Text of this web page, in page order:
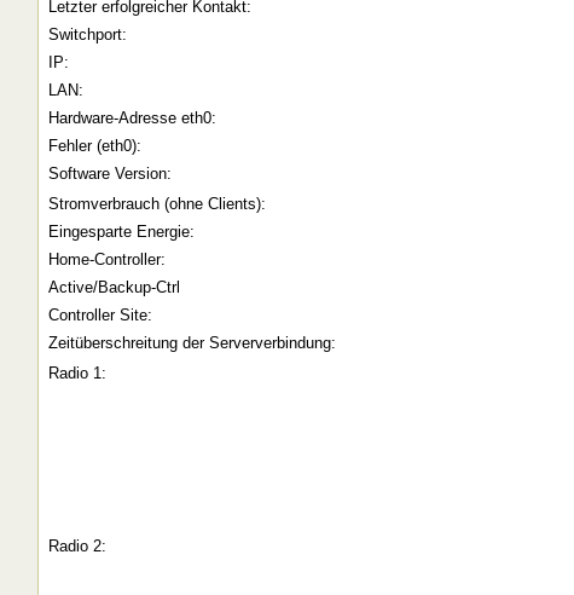
Letzter erfolgreicher Kontakt:
Switchport:
IP:
LAN:
Hardware-Adresse eth0:
Fehler (eth0):
Software Version:
Stromverbrauch (ohne Clients):
Eingesparte Energie:
Home-Controller:
Active/Backup-Ctrl
Controller Site:
Zeitüberschreitung der Serververbindung:
Radio 1:
Radio 2: